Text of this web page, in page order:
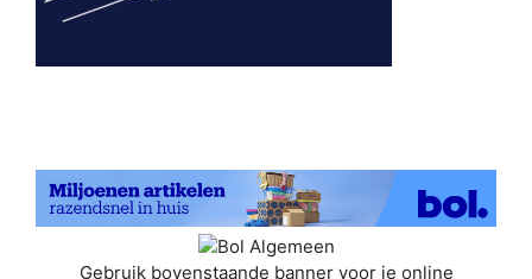
Gebruik bovenstaande banner voor je online